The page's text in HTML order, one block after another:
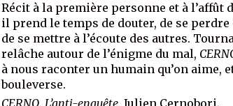
Récit à la première personne et à l’affût
il prend le temps de douter, de se perdre
de se mettre à l’écoute des autres.
relâche autour de l’énigme du mal,
à nous raconter un humain qu’on aime,
bouleverse.